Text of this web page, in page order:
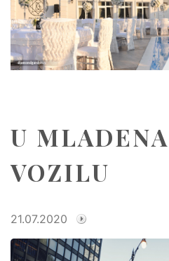
U
VOZILU
21.07.2020